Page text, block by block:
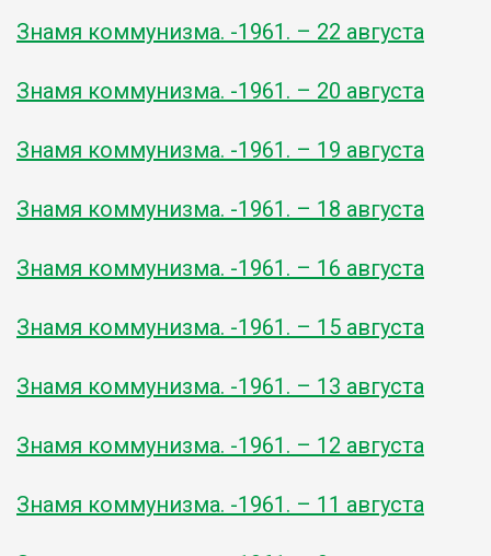
Знамя коммунизма. -1961. – 22 августа
Знамя коммунизма. -1961. – 20 августа
Знамя коммунизма. -1961. – 19 августа
Знамя коммунизма. -1961. – 18 августа
Знамя коммунизма. -1961. – 16 августа
Знамя коммунизма. -1961. – 15 августа
Знамя коммунизма. -1961. – 13 августа
Знамя коммунизма. -1961. – 12 августа
Знамя коммунизма. -1961. – 11 августа